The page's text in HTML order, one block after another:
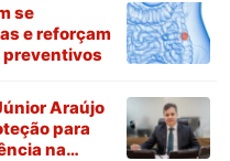
se
e reforçam
preventivos
Araújo
para
na